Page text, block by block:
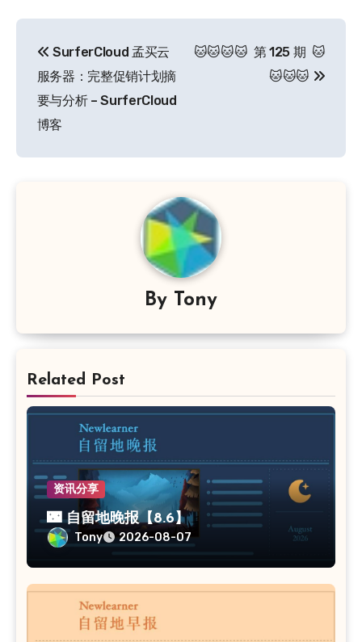
章
导
航
SurferCloud 孟买云
服务器：完整促销计划摘
要与分析 – SurferCloud
博客
🐱🐱🐱🐱 第 125 期 🐱
🐱🐱🐱
By Tony
Related Post
资讯分享
🌃 自留地晚报【8.6】
Tony 2026-08-07